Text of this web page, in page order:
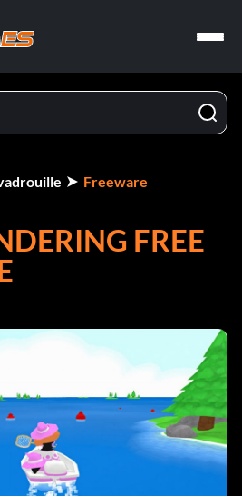
Freeware
FREE